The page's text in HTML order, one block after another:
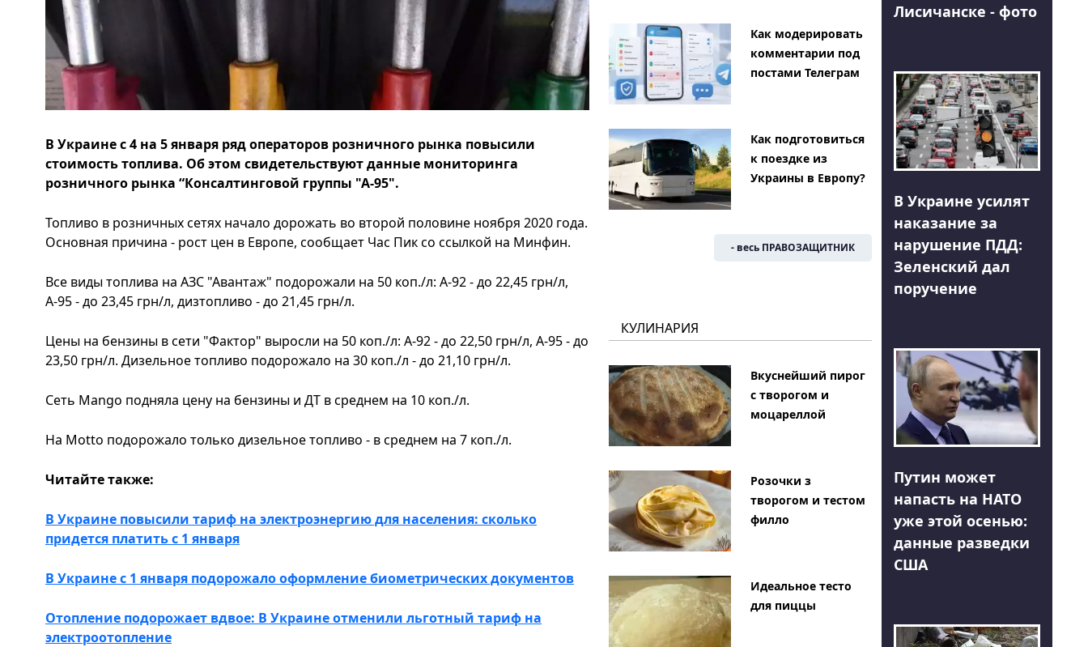
В Украине с 4 на 5 января ряд операторов розничного рынка повысили
стоимость топлива. Об этом свидетельствуют данные мониторинга
розничного рынка “Консалтинговой группы "А-95".
Топливо в розничных сетях начало дорожать во второй половине ноября 2020 года.
Основная причина - рост цен в Европе, сообщает Час Пик со ссылкой на Минфин.
Все виды топлива на АЗС "Авантаж" подорожали на 50 коп./л: А-92 - до 22,45 грн/л,
А-95 - до 23,45 грн/л, дизтопливо - до 21,45 грн/л.
Цены на бензины в сети "Фактор" выросли на 50 коп./л: А-92 - до 22,50 грн/л, А-95 - до
23,50 грн/л. Дизельное топливо подорожало на 30 коп./л - до 21,10 грн/л.
Сеть Mango подняла цену на бензины и ДТ в среднем на 10 коп./л.
На Motto подорожало только дизельное топливо - в среднем на 7 коп./л.
Читайте также:
В Украине повысили тариф на электроэнергию для населения: сколько
придется платить с 1 января
В Украине с 1 января подорожало оформление биометрических документов
Отопление подорожает вдвое: В Украине отменили льготный тариф на
электроотопление
Как модерировать
комментарии под
постами Телеграм
Как подготовиться
к поездке из
Украины в Европу?
- весь ПРАВОЗАЩИТНИК
КУЛИНАРИЯ
Вкуснейший пирог
с творогом и
моцареллой
Розочки з
творогом и тестом
филло
Идеальное тесто
для пиццы
Лисичанске - фото
В Украине усилят
наказание за
нарушение ПДД:
Зеленский дал
поручение
Путин может
напасть на НАТО
уже этой осенью:
данные разведки
США